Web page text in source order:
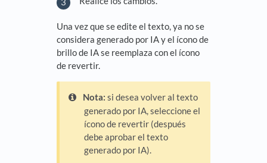
Una vez que se edite el texto, ya no se
considera generado por IA y el ícono de
brillo de IA se reemplaza con el ícono
de revertir.
Nota: si desea volver al texto
generado por IA, seleccione el
ícono de revertir (después
debe aprobar el texto
generado por IA).